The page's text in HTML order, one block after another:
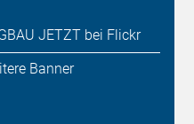
JETZT bei Flickr
Banner